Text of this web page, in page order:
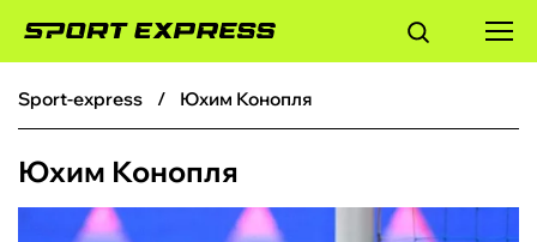
ФУТБОЛ
sport-express Юхим Конопля
Юхим Конопля